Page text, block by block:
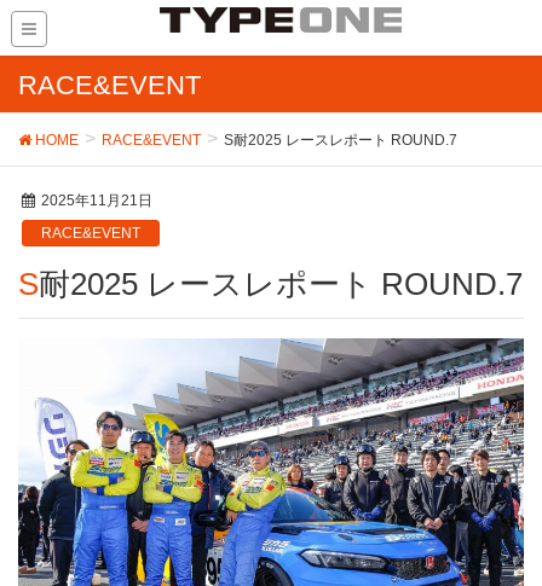
RACE&EVENT
HOME RACE&EVENT S耐2025 レースレポート ROUND.7
2025年11月21日
RACE&EVENT
S耐2025 レースレポート ROUND.7